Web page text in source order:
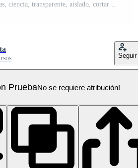
esferas con aire burbujas, ciencia, transparente, aislado, cortar fuera transparente PNG Pro
Seguir
PruebaNo se requiere atribución!